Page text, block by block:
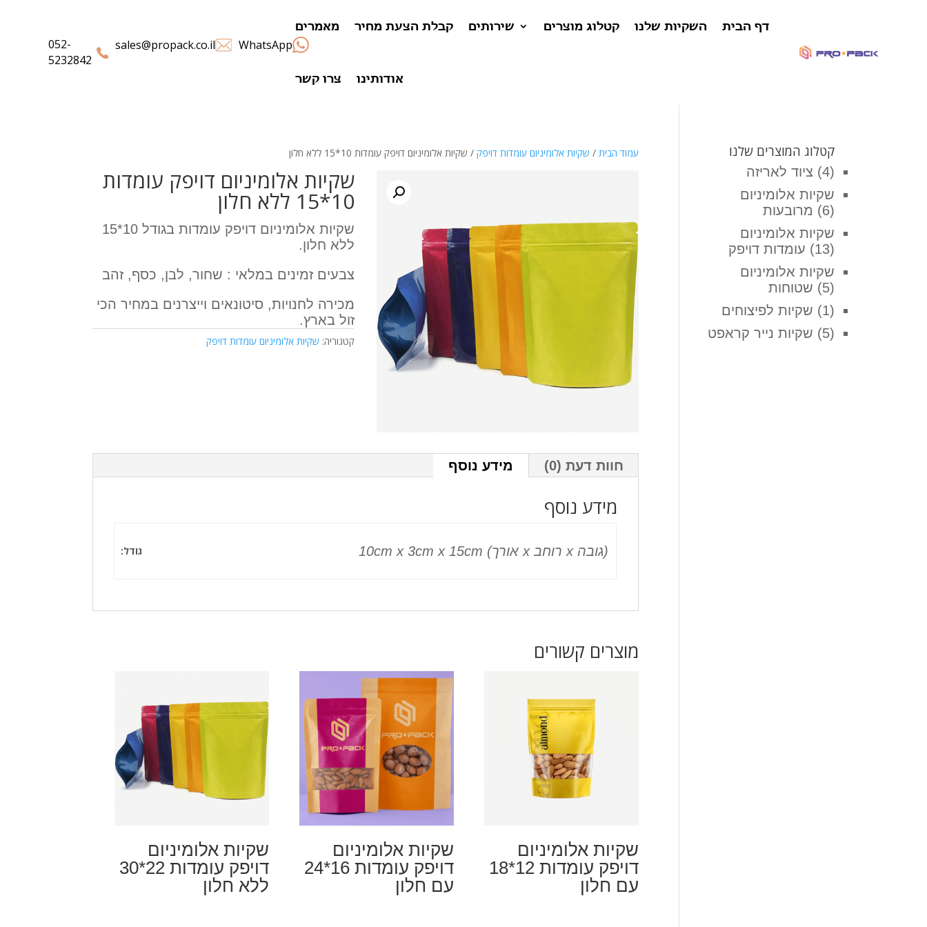
052-
5232842
sales@propack.co.il WhatsApp
דף הבית השקיות שלנו קטלוג מוצרים שירותים קבלת הצעת מחיר מאמרים
אודותינו צרו קשר
עמוד הבית/ שקיות אלומיניום עומדות דויפק/ שקיות אלומיניום דויפק עומדות 10*15 ללא חלון
🔍
שקיות אלומיניום דויפק עומדות
10*15 ללא חלון
שקיות אלומיניום דויפק עומדות בגודל 10*15
ללא חלון.
צבעים זמינים במלאי : שחור, לבן, כסף, זהב
מכירה לחנויות, סיטונאים וייצרנים במחיר הכי
זול בארץ.
קטגוריה: שקיות אלומיניום עומדות דויפק
מידע נוסף חוות דעת (0)
מידע נוסף
גודל: 10cm x 3cm x 15cm (אורך x רוחב x גובה)
מוצרים קשורים
שקיות אלומיניום
דויפק עומדות 12*18
עם חלון
שקיות אלומיניום
דויפק עומדות 16*24
עם חלון
שקיות אלומיניום
דויפק עומדות 22*30
ללא חלון
קטלוג המוצרים שלנו
ציוד לאריזה (4)
שקיות אלומיניום
מרובעות (6)
שקיות אלומיניום
עומדות דויפק (13)
שקיות אלומיניום
שטוחות (5)
שקיות לפיצוחים (1)
שקיות נייר קראפט (5)